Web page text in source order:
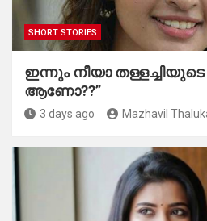
SHORT STORIES
ഇന്നും നീയാ
ആണോ??”
3 days ago Mazhavil